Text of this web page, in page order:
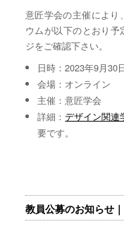
意匠学会の主催により
ウムが以下のとおり
ジをご確認下さい。
日時：2023年9月30
会場：オンライン
主催：意匠学会
詳細：デザイン関連
要です。
教員公募のお知らせ